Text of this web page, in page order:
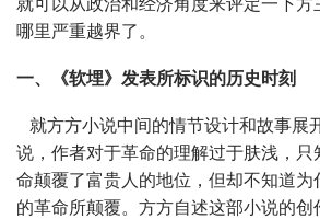
就可以从政治和经济角度来评定一下方
哪里严重越界了。
一、《软埋》发表所标识的历史时刻
就方方小说中间的情节设计和故事展
说，作者对于革命的理解过于肤浅，只
命颠覆了富贵人的地位，但却不知道为
的革命所颠覆。方方自述这部小说的创